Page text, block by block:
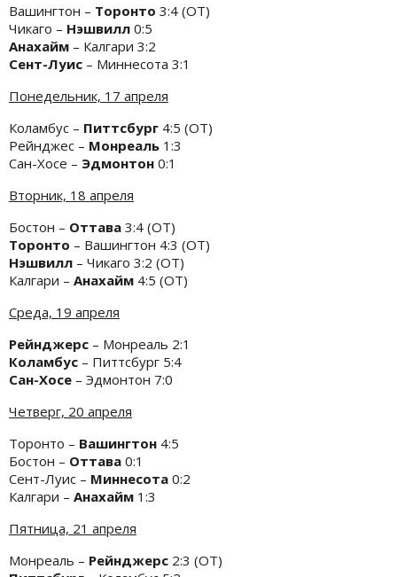
Вашингтон – Торонто 3:4 (ОТ)
Чикаго – Нэшвилл 0:5
Анахайм – Калгари 3:2
Сент-Луис – Миннесота 3:1
Понедельник, 17 апреля
Коламбус – Питтсбург 4:5 (ОТ)
Рейнджес – Монреаль 1:3
Сан-Хосе – Эдмонтон 0:1
Вторник, 18 апреля
Бостон – Оттава 3:4 (ОТ)
Торонто – Вашингтон 4:3 (ОТ)
Нэшвилл – Чикаго 3:2 (ОТ)
Калгари – Анахайм 4:5 (ОТ)
Среда, 19 апреля
Рейнджерс – Монреаль 2:1
Коламбус – Питтсбург 5:4
Сан-Хосе – Эдмонтон 7:0
Четверг, 20 апреля
Торонто – Вашингтон 4:5
Бостон – Оттава 0:1
Сент-Луис – Миннесота 0:2
Калгари – Анахайм 1:3
Пятница, 21 апреля
Монреаль – Рейнджерс 2:3 (ОТ)